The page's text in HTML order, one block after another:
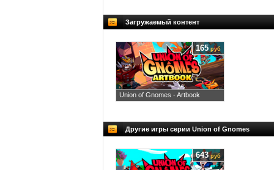
Загружаемый контент
Union of Gnomes - Artbook
165 руб
Другие игры серии Union of Gnomes
643руб